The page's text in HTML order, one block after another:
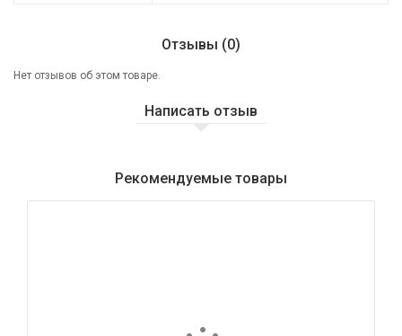
Отзывы (0)
Нет отзывов об этом товаре.
Написать отзыв
Рекомендуемые товары